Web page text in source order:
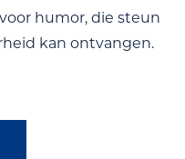
humor, die steun
kan ontvangen.